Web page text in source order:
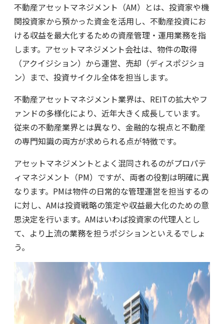
不動産アセットマネジメント（AM）とは、投資家や機
関投資家から預かった資金を活用し、不動産投資にお
ける収益を最大化するための資産管理・運用業務を指
します。アセットマネジメント会社は、物件の取得
（アクイジション）から運営、売却（ディスポジショ
ン）まで、投資サイクル全体を担当します。
不動産アセットマネジメント業界は、REITの拡大やフ
ァンドの多様化により、近年大きく成長しています。
従来の不動産業界とは異なり、金融的な視点と不動産
の専門知識の両方が求められる点が特徴です。
アセットマネジメントとよく混同されるのがプロパテ
ィマネジメント（PM）ですが、両者の役割は明確に異
なります。PMは物件の日常的な管理運営を担当するの
に対し、AMは投資戦略の策定や収益最大化のための意
思決定を行います。AMはいわば投資家の代理人とし
て、より上流の業務を担うポジションといえるでしょ
う。